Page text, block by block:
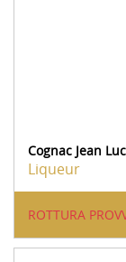
Cognac Jean
Liqueur
ROTTURA